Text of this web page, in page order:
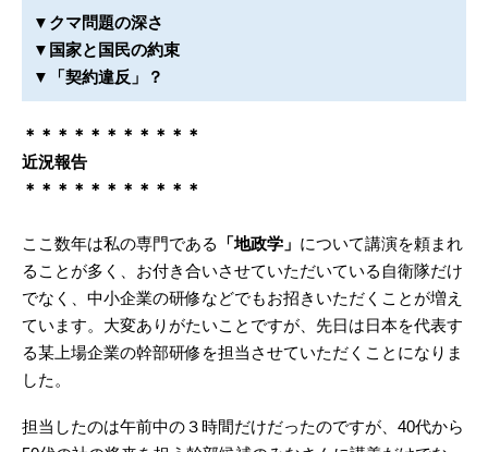
▼クマ問題の深さ
▼国家と国民の約束
▼「契約違反」？
＊＊＊＊＊＊＊＊＊＊＊
近況報告
＊＊＊＊＊＊＊＊＊＊＊
ここ数年は私の専門である 「地政学」 について講演を頼まれ
ることが多く、お付き合いさせていただいている自衛隊だけ
でなく、中小企業の研修などでもお招きいただくことが増え
ています。大変ありがたいことですが、先日は日本を代表す
る某上場企業の幹部研修を担当させていただくことになりま
した。
担当したのは午前中の３時間だけだったのですが、40代から